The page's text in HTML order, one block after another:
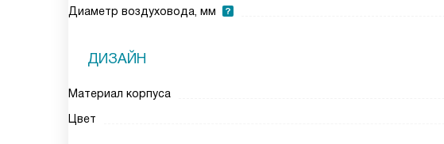
Диаметр воздуховода, мм
ДИЗАЙН
Материал корпуса
Цвет